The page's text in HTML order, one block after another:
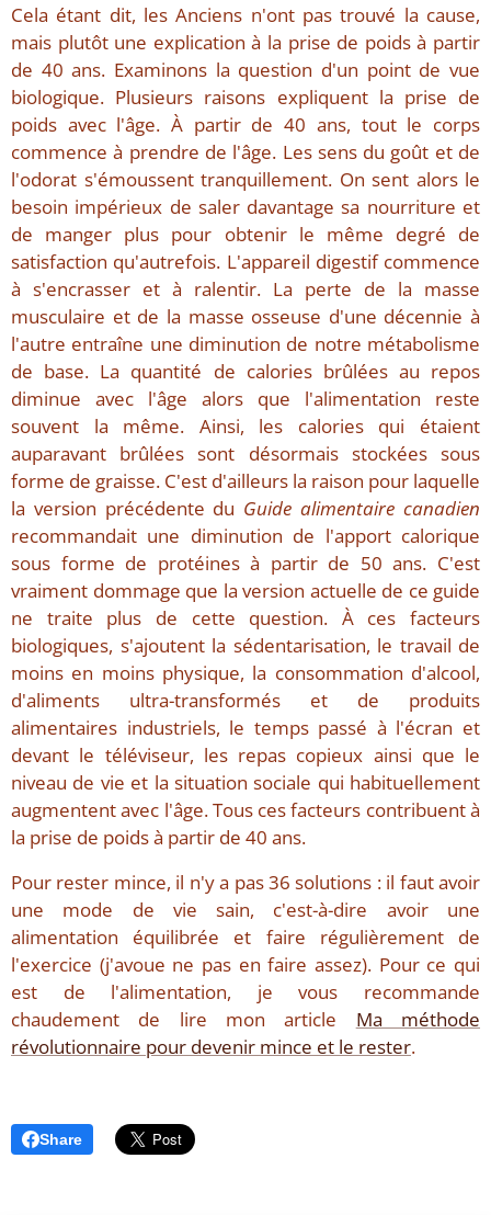
Cela étant dit, les Anciens n'ont pas trouvé la cause,
mais plutôt une explication à la prise de poids à partir
de 40 ans. Examinons la question d'un point de vue
biologique. Plusieurs raisons expliquent la prise de
poids avec l'âge. À partir de 40 ans, tout le corps
commence à prendre de l'âge. Les sens du goût et de
l'odorat s'émoussent tranquillement. On sent alors le
besoin impérieux de saler davantage sa nourriture et
de manger plus pour obtenir le même degré de
satisfaction qu'autrefois. L'appareil digestif commence
à s'encrasser et à ralentir. La perte de la masse
musculaire et de la masse osseuse d'une décennie à
l'autre entraîne une diminution de notre métabolisme
de base. La quantité de calories brûlées au repos
diminue avec l'âge alors que l'alimentation reste
souvent la même. Ainsi, les calories qui étaient
auparavant brûlées sont désormais stockées sous
forme de graisse. C'est d'ailleurs la raison pour laquelle
la version précédente du Guide alimentaire canadien
recommandait une diminution de l'apport calorique
sous forme de protéines à partir de 50 ans. C'est
vraiment dommage que la version actuelle de ce guide
ne traite plus de cette question. À ces facteurs
biologiques, s'ajoutent la sédentarisation, le travail de
moins en moins physique, la consommation d'alcool,
d'aliments ultra-transformés et de produits
alimentaires industriels, le temps passé à l'écran et
devant le téléviseur, les repas copieux ainsi que le
niveau de vie et la situation sociale qui habituellement
augmentent avec l'âge. Tous ces facteurs contribuent à
la prise de poids à partir de 40 ans.
Pour rester mince, il n'y a pas 36 solutions : il faut avoir
une mode de vie sain, c'est-à-dire avoir une
alimentation équilibrée et faire régulièrement de
l'exercice (j'avoue ne pas en faire assez). Pour ce qui
est de l'alimentation, je vous recommande
chaudement de lire mon article Ma méthode
révolutionnaire pour devenir mince et le rester.
Share